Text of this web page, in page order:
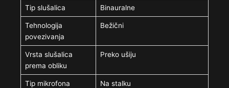
Tip slušalica Binauralne
Tehnologija
povezivanja
Bežični
Vrsta slušalica
prema obliku
Preko ušiju
Tip mikrofona Na stalku